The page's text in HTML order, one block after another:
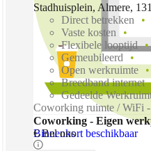
Binnenkort beschikbaar
Stadhuisplein, Almere,
Direct betrekken
Vaste kosten
Flexibele looptijd
Gemeubileerd
Open werkruimte
Breedband internet
Gedeelde
Coworking ruimte / WiFi -
Coworking - Eigen
€ Bel ons